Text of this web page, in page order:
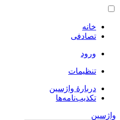
خانه
تصادفی
ورود
تنظیمات
دربارهٔ واژسین
تکذیب‌نامه‌ها
واژسین